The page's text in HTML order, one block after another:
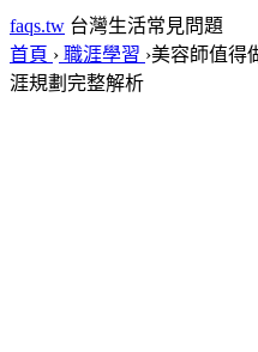
faqs.tw 台灣生活常見問題
首頁 › 職涯學習 ›美容師值得
涯規劃完整解析